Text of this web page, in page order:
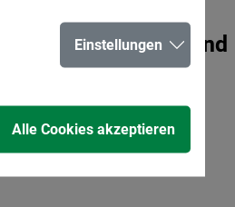
und
Ackermann
Einstellungen
Alle Cookies akzeptieren